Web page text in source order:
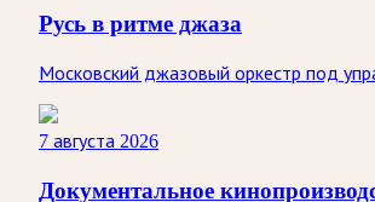
Русь в ритме джаза
Московский джазовый оркестр под
7 августа 2026
Документальное